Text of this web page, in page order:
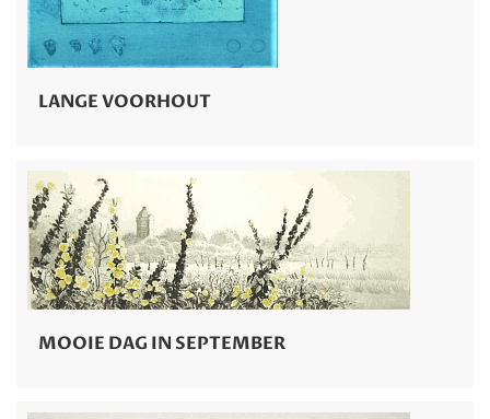
LANGE VOORHOUT
MOOIE DAG IN SEPTEMBER